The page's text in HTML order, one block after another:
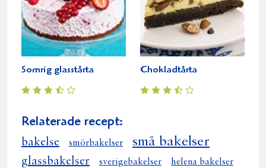
Somrig glasstårta Chokladtårta
Relaterade recept:
bakelse smörbakelser små bakelser
glassbakelser sverigebakelser
helena bakelser